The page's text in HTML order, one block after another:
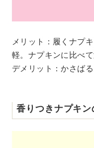
メリット：履くナプ
軽。ナプキンに比べて
デメリット：かさばる
香りつきナプキ